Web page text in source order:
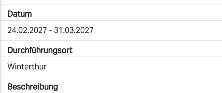
Datum
24.02.2027 - 31.03.2027
Durchführungsort
Winterthur
Beschreibung